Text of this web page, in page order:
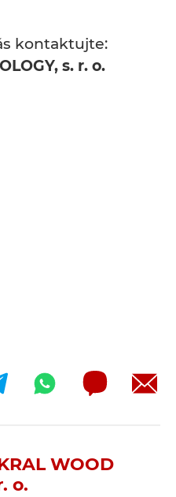
kontaktujte:
s. r. o.
WOOD
o.